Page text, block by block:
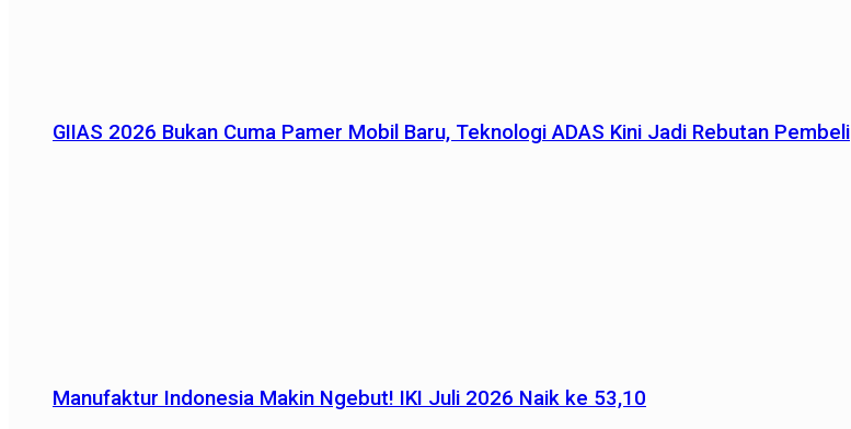
GIIAS 2026 Bukan Cuma Pamer Mobil Baru, Teknologi ADAS Kini Jadi Rebutan Pembeli
Manufaktur Indonesia Makin Ngebut! IKI Juli 2026 Naik ke 53,10